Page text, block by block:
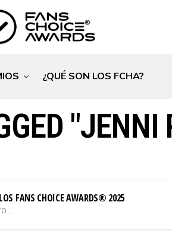
¿QUÉ SON LOS FCHA?
"JENNI
FANS CHOICE AWARDS® 2025